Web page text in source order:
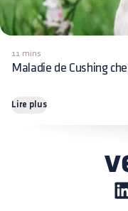
11 mins
Maladie de Cushing
Lire plus